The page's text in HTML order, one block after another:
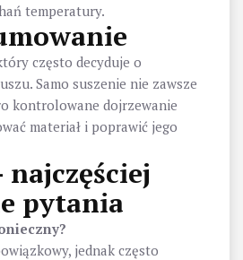
temperatury.
często decyduje o
Samo suszenie nie zawsze
kontrolowane dojrzewanie
materiał i poprawić jego
najczęściej
pytania
jednak często